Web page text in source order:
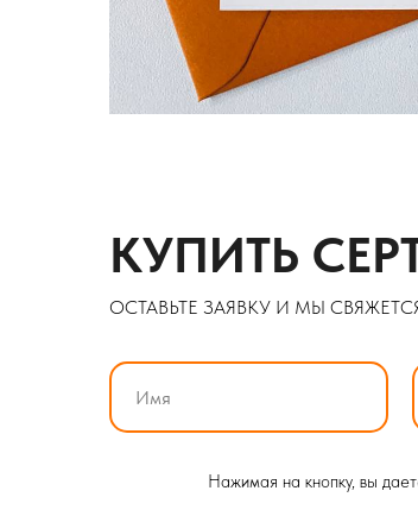
КУПИТЬ
ОСТАВЬТЕ ЗАЯВКУ И МЫ
Нажимая на кнопку, вы